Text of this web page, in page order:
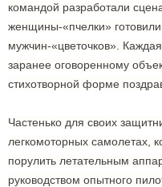
командой разработали
женщины-«пчелки»
мужчин-«цветочков».
заранее оговоренному
стихотворной форме
Частенько для своих
легкомоторных самолетах,
порулить летательным
руководством опытного